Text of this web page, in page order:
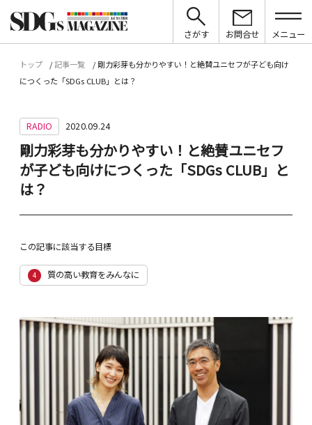
さがす お問合せ メニュー
トップ 記事一覧
剛力彩芽も分かりやすい！と絶賛ユニセフが子ども向け
につくった「SDGs CLUB」とは？
RADIO 2020.09.24
剛力彩芽も分かりやすい！と絶賛ユニセフ
が子ども向けにつくった「SDGs CLUB」と
は？
この記事に該当する目標
4 質の高い教育をみんなに